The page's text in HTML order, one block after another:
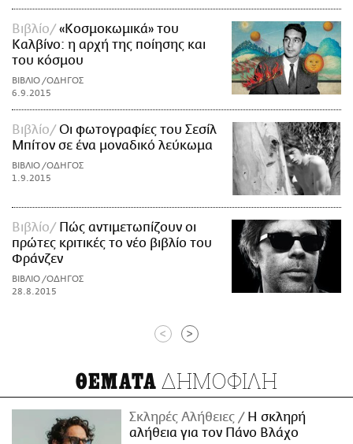
Βιβλίο
«Κοσμοκωμικά» του
Καλβίνο: η αρχή της ποίησης και
του κόσμου
ΒΙΒΛΙΟ /ΟΔΗΓΟΣ
6.9.2015
Βιβλίο
Οι φωτογραφίες του Σεσίλ
Μπίτον σε ένα μοναδικό λεύκωμα
ΒΙΒΛΙΟ /ΟΔΗΓΟΣ
1.9.2015
Βιβλίο
Πώς αντιμετωπίζουν οι
πρώτες κριτικές το νέο βιβλίο του
Φράνζεν
ΒΙΒΛΙΟ /ΟΔΗΓΟΣ
28.8.2015
< >
ΘΕΜΑΤΑ ΔΗΜΟΦΙΛΗ
Σκληρές Αλήθειες
H σκληρή
αλήθεια για τον Πάνο Βλάχο